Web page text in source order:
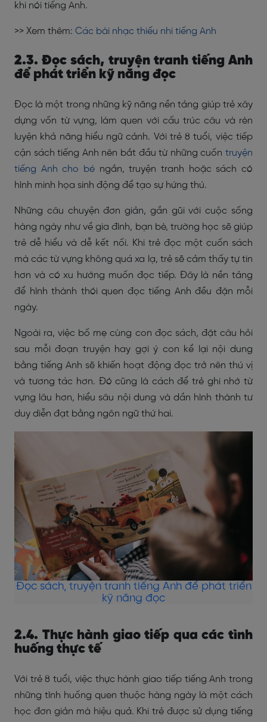
khi nói tiếng Anh.
>> Xem thêm: Các bài nhạc thiếu nhi tiếng Anh
2.3. Đọc sách, truyện tranh tiếng Anh
để phát triển kỹ năng đọc
Đọc là một trong những kỹ năng nền tảng giúp trẻ xây
dựng vốn từ vựng, làm quen với cấu trúc câu và rèn
luyện khả năng hiểu ngữ cảnh. Với trẻ 8 tuổi, việc tiếp
cận sách tiếng Anh nên bắt đầu từ những cuốn truyện
tiếng Anh cho bé ngắn, truyện tranh hoặc sách có
hình minh họa sinh động để tạo sự hứng thú.
Những câu chuyện đơn giản, gần gũi với cuộc sống
hàng ngày như về gia đình, bạn bè, trường học sẽ giúp
trẻ dễ hiểu và dễ kết nối. Khi trẻ đọc một cuốn sách
mà các từ vựng không quá xa lạ, trẻ sẽ cảm thấy tự tin
hơn và có xu hướng muốn đọc tiếp. Đây là nền tảng
để hình thành thói quen đọc tiếng Anh đều đặn mỗi
ngày.
Ngoài ra, việc bố mẹ cùng con đọc sách, đặt câu hỏi
sau mỗi đoạn truyện hay gợi ý con kể lại nội dung
bằng tiếng Anh sẽ khiến hoạt động đọc trở nên thú vị
và tương tác hơn. Đó cũng là cách để trẻ ghi nhớ từ
vựng lâu hơn, hiểu sâu nội dung và dần hình thành tư
duy diễn đạt bằng ngôn ngữ thứ hai.
Đọc sách, truyện tranh tiếng Anh để phát triển
kỹ năng đọc
2.4. Thực hành giao tiếp qua các tình
huống thực tế
Với trẻ 8 tuổi, việc thực hành giao tiếp tiếng Anh trong
những tình huống quen thuộc hàng ngày là một cách
học đơn giản mà hiệu quả. Khi trẻ được sử dụng tiếng